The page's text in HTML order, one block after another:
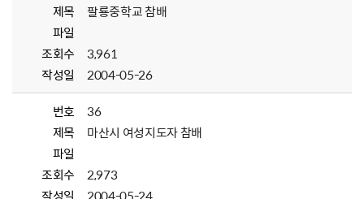
제목
팔룡중학교 참배
파일
조회수
3,961
작성일
2004-05-26
번호
36
제목
마산시 여성지도자 참배
파일
조회수
2,973